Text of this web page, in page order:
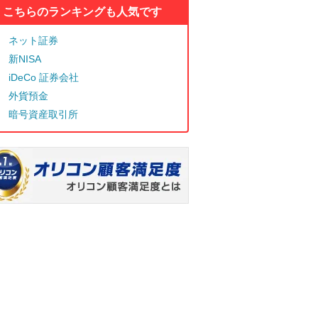
こちらのランキングも人気です
ネット証券
新NISA
iDeCo 証券会社
外貨預金
暗号資産取引所